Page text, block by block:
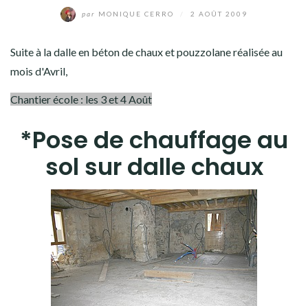
par MONIQUE CERRO 2 AOÛT 2009
Suite à la dalle en béton de chaux et pouzzolane réalisée au
mois d'Avril,
Chantier école : les 3 et 4 Août
*Pose de chauffage au
sol sur dalle chaux